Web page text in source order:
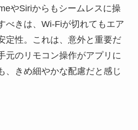
やSiriからもシームレスに操
べきは、Wi-Fiが切れてもエア
定性。これは、意外と重要だ
元のリモコン操作がアプリに
、きめ細やかな配慮だと感じ